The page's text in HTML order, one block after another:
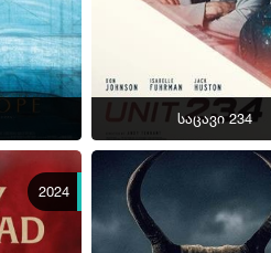
საცავი 234
2024